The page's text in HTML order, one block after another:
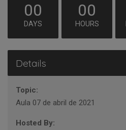
00
DAYS
00
HOURS
Details
Topic:
Aula 07 de abril de 2021
Hosted By: